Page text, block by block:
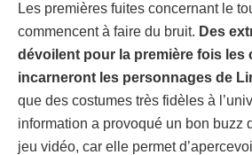
Les premières fuites concernant le
commencent à faire du bruit. Des
dévoilent pour la première fois les
incarneront les personnages de
que des costumes très fidèles à
information a provoqué un bon buzz
jeu vidéo, car elle permet